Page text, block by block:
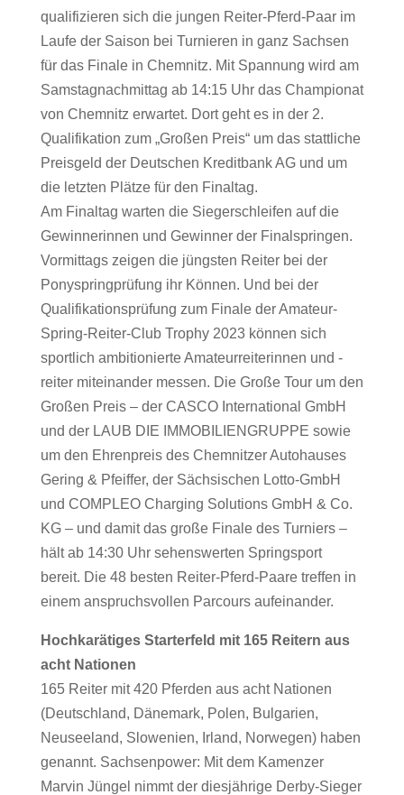
qualifizieren sich die jungen Reiter-Pferd-Paar im
Laufe der Saison bei Turnieren in ganz Sachsen
für das Finale in Chemnitz. Mit Spannung wird am
Samstagnachmittag ab 14:15 Uhr das Championat
von Chemnitz erwartet. Dort geht es in der 2.
Qualifikation zum „Großen Preis“ um das stattliche
Preisgeld der Deutschen Kreditbank AG und um
die letzten Plätze für den Finaltag.
Am Finaltag warten die Siegerschleifen auf die
Gewinnerinnen und Gewinner der Finalspringen.
Vormittags zeigen die jüngsten Reiter bei der
Ponyspringprüfung ihr Können. Und bei der
Qualifikationsprüfung zum Finale der Amateur-
Spring-Reiter-Club Trophy 2023 können sich
sportlich ambitionierte Amateurreiterinnen und -
reiter miteinander messen. Die Große Tour um den
Großen Preis – der CASCO International GmbH
und der LAUB DIE IMMOBILIENGRUPPE sowie
um den Ehrenpreis des Chemnitzer Autohauses
Gering & Pfeiffer, der Sächsischen Lotto-GmbH
und COMPLEO Charging Solutions GmbH & Co.
KG – und damit das große Finale des Turniers –
hält ab 14:30 Uhr sehenswerten Springsport
bereit. Die 48 besten Reiter-Pferd-Paare treffen in
einem anspruchsvollen Parcours aufeinander.
Hochkarätiges Starterfeld mit 165 Reitern aus
acht Nationen
165 Reiter mit 420 Pferden aus acht Nationen
(Deutschland, Dänemark, Polen, Bulgarien,
Neuseeland, Slowenien, Irland, Norwegen) haben
genannt. Sachsenpower: Mit dem Kamenzer
Marvin Jüngel nimmt der diesjährige Derby-Sieger